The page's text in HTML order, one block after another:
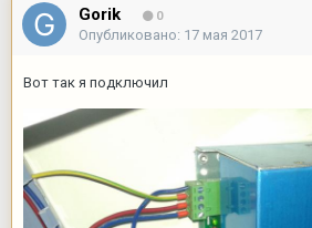
Gorik 0
Опубликовано: 17 мая 2017
Вот так я подключил